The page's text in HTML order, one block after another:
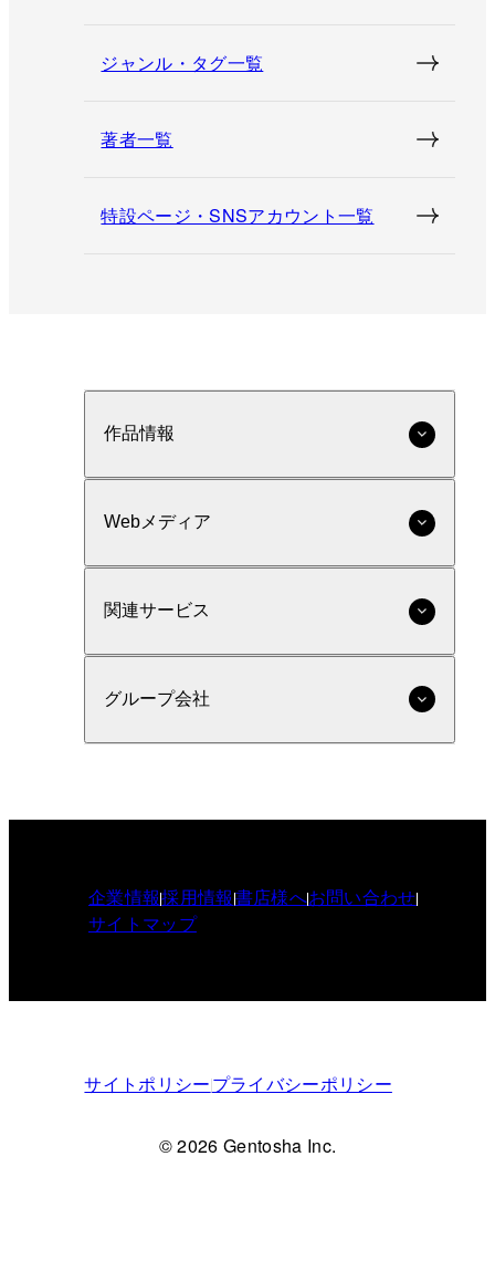
ジャンル・タグ一覧
著者一覧
特設ページ・SNSアカウント一覧
作品情報
Webメディア
関連サービス
グループ会社
企業情報採用情報書店様へお問い合わせ
サイトマップ
サイトポリシープライバシーポリシー
© 2026 Gentosha Inc.